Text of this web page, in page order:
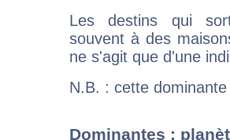
Les destins qui
souvent à des
ne s'agit que d'une
N.B. : cette
Dominantes :